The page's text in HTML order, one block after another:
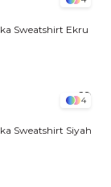
Sweatshirt Ekru
4
Sweatshirt Siyah